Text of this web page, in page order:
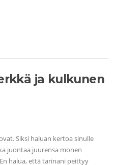
ja kulkunen
Siksi haluan kertoa sinulle
juontaa juurensa monen
halua, että tarinani peittyy